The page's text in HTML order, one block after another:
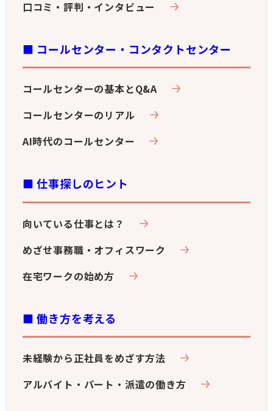
口コミ・評判・インタビュー
■ コールセンター・コンタクトセンター
コールセンターの基本とQ&A
コールセンターのリアル
AI時代のコールセンター
■ 仕事探しのヒント
向いている仕事とは？
めざせ事務職・オフィスワーク
在宅ワークの始め方
■ 働き方を考える
未経験から正社員をめざす方法
アルバイト・パート・派遣の働き方